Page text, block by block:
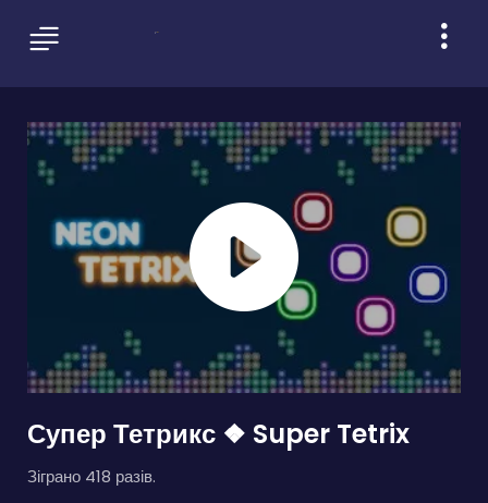
Супер Тетрикс ❖ Super Tetrix
Зіграно 418 разів.